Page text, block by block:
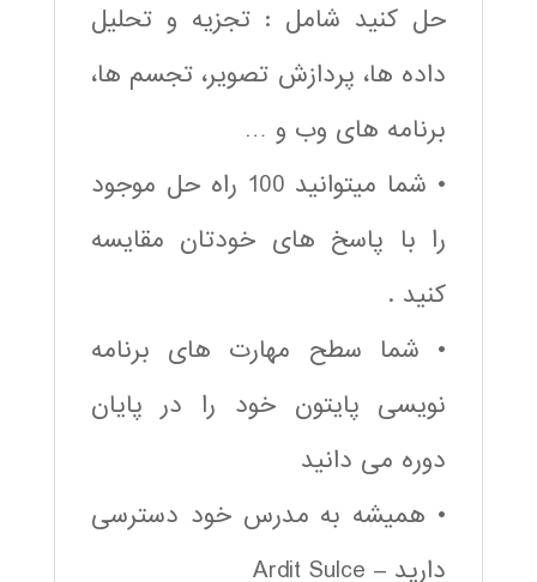
حل کنید شامل : تجزیه و تحلیل
داده ها، پردازش تصویر، تجسم ها،
برنامه های وب و …
• شما میتوانید 100 راه حل موجود
را با پاسخ های خودتان مقایسه
کنید .
• شما سطح مهارت های برنامه
نویسی پایتون خود را در پایان
دوره می دانید
• همیشه به مدرس خود دسترسی
دارید – Ardit Sulce